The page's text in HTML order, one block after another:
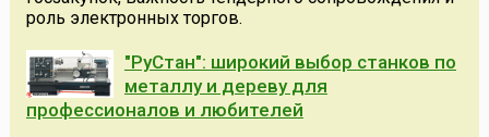
роль электронных торгов.
"РуСтан": широкий выбор станков по
металлу и дереву для
профессионалов и любителей